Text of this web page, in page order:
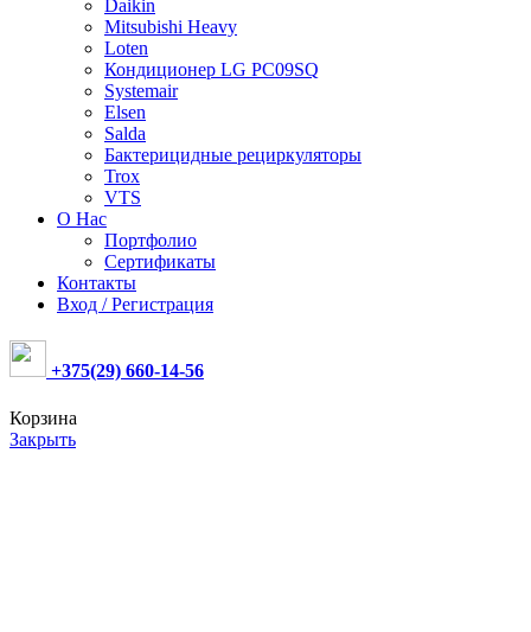
Daikin
Mitsubishi Heavy
Loten
Кондиционер LG PC09SQ
Systemair
Elsen
Salda
Бактерицидные рециркуляторы
Trox
VTS
О Нас
Портфолио
Сертификаты
Контакты
Вход / Регистрация
+375(29) 660-14-56
Корзина
Закрыть